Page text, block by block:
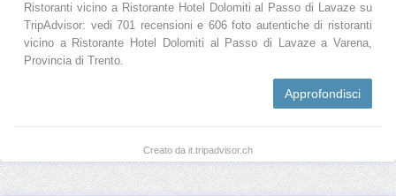
Ristoranti vicino a Ristorante Hotel Dolomiti al Passo di Lavaze su
TripAdvisor: vedi 701 recensioni e 606 foto autentiche di ristoranti
vicino a Ristorante Hotel Dolomiti al Passo di Lavaze a Varena,
Provincia di Trento.
Approfondisci
Creato da it.tripadvisor.ch